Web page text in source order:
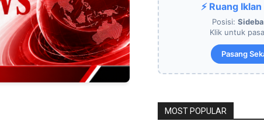
⚡ Ruang
Posisi:
Klik untuk
Pasang
MOST POPULAR